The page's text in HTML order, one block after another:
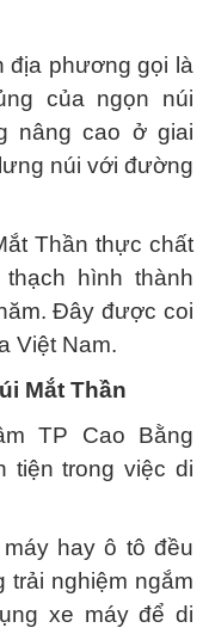
địa phương gọi là
của ngọn núi
nâng cao ở giai
núi với đường
Thần thực chất
hình thành
Đây được coi
Việt Nam.
Mắt Thần
TP Cao Bằng
tiện trong việc di
hay ô tô đều
trải nghiệm ngắm
xe máy để di